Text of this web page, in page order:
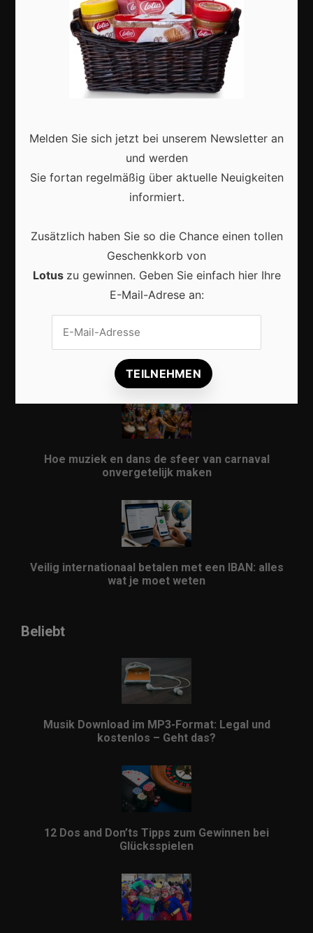
Karneval in Deutschland: Traditionen, Kostüme und
moderne Feierkultur
Karneval in Berlin erleben: Kreativität, Kultur und
Gemeinschaft auf einzigartige Weise entdecken
Vrijwilligers maken van carnaval een onvergetelijk
Hoe muziek en dans de sfeer van carnaval
onvergetelijk maken
Veilig internationaal betalen met een IBAN: alles
wat je moet weten
Beliebt
Musik Download im MP3-Format: Legal und
kostenlos – Geht das?
12 Dos and Don’ts Tipps zum Gewinnen bei
Glücksspielen
Melden Sie sich jetzt bei unserem Newsletter an
und werden
Sie fortan regelmäßig über aktuelle Neuigkeiten
informiert.
Zusätzlich haben Sie so die Chance einen tollen
Geschenkkorb von
Lotus zu gewinnen. Geben Sie einfach hier Ihre
E-Mail-Adrese an: